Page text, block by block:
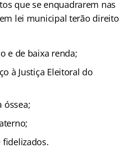
que se enquadrarem nas
lei municipal terão direito
e de baixa renda;
à Justiça Eleitoral do
óssea;
fidelizados.